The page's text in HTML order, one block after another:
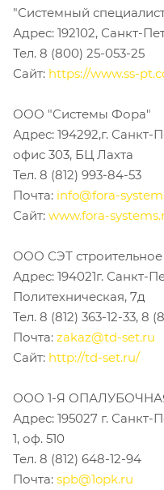
"Системный
Адрес: 192102, Санкт-
Тел. 8 (800) 25-053-25
Сайт: https://www.ss-
ООО "Системы Фора"
Адрес: 194292,г. Санкт-
офис 303, БЦ Лахта
Тел. 8 (812) 993-84-53
Почта: info@fora-
Сайт: www.fora-
ООО СЭТ
Адрес: 194021г. Санкт-
Политехническая, 7д
Тел. 8 (812) 363-12-33, 8
Почта: zakaz@td-set.ru
Сайт: http://td-set.ru/
ООО 1-Я
Адрес: 195027 г. Санкт-
1, оф. 510
Тел. 8 (812) 648-12-94
Почта: spb@1opk.ru